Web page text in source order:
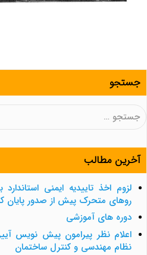
جستجو
جستجو
آخرین مطالب
لزوم اخذ تاییدیه ایمنی
روهای متحرک پیش از صدور پایان
دوره های آموزشی
نظام مهندسی و کنترل ساختمان